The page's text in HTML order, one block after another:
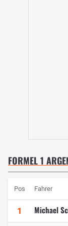
FORMEL 1
Pos Fahrer
1 Michael